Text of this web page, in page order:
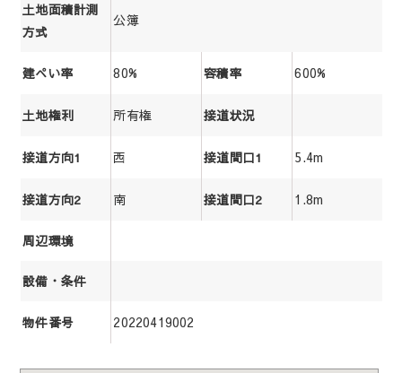
土地面積計測
方式
公簿
建ぺい率 80% 容積率 600%
土地権利 所有権 接道状況
接道方向1 西 接道間口1 5.4m
接道方向2 南 接道間口2 1.8m
周辺環境
設備・条件
物件番号 20220419002